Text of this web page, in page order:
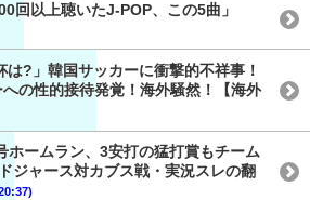
回以上聴いたJ-POP、この5曲」
?」韓国サッカーに衝撃的不祥事！
の性的接待発覚！海外騒然！【海外
ホームラン、3安打の猛打賞もチーム
ジャース対カブス戦・実況スレの翻